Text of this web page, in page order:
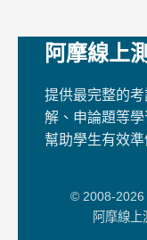
阿摩線上
提供最完整的
解、申論題等學
幫助學生有效準
© 2008-2026
阿摩線